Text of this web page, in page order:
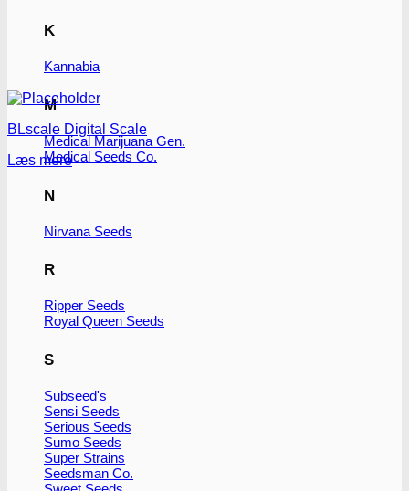
K
Kannabia
M
Medical Marijuana Gen.
Medical Seeds Co.
N
Nirvana Seeds
R
Ripper Seeds
Royal Queen Seeds
S
Subseed's
Sensi Seeds
Serious Seeds
Sumo Seeds
Super Strains
Seedsman Co.
BLscale Digital Scale
Læs mere